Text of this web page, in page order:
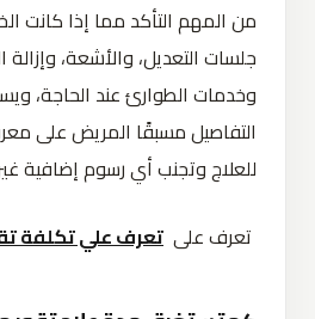
من المهم التأكد مما إذا كانت
جلسات التعديل، والأشعة، وإزالة
وخدمات الطوارئ عند الحاجة،
التفاصيل مسبقًا المريض على
للعلاج وتجنب أي رسوم إضافية
تعرف على تعرف علي تكلفة